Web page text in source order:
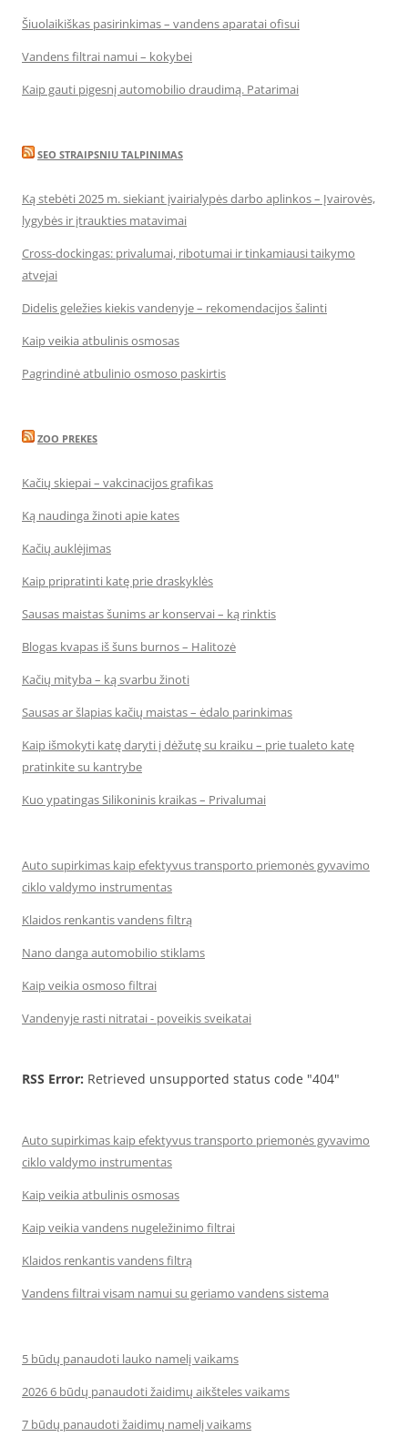
Šiuolaikiškas pasirinkimas – vandens aparatai ofisui
Vandens filtrai namui – kokybei
Kaip gauti pigesnį automobilio draudimą. Patarimai
SEO STRAIPSNIU TALPINIMAS
Ką stebėti 2025 m. siekiant įvairialypės darbo aplinkos – Įvairovės,
lygybės ir įtraukties matavimai
Cross-dockingas: privalumai, ribotumai ir tinkamiausi taikymo
atvejai
Didelis geležies kiekis vandenyje – rekomendacijos šalinti
Kaip veikia atbulinis osmosas
Pagrindinė atbulinio osmoso paskirtis
ZOO PREKES
Kačių skiepai – vakcinacijos grafikas
Ką naudinga žinoti apie kates
Kačių auklėjimas
Kaip pripratinti katę prie draskyklės
Sausas maistas šunims ar konservai – ką rinktis
Blogas kvapas iš šuns burnos – Halitozė
Kačių mityba – ką svarbu žinoti
Sausas ar šlapias kačių maistas – ėdalo parinkimas
Kaip išmokyti katę daryti į dėžutę su kraiku – prie tualeto katę
pratinkite su kantrybe
Kuo ypatingas Silikoninis kraikas – Privalumai
Auto supirkimas kaip efektyvus transporto priemonės gyvavimo
ciklo valdymo instrumentas
Klaidos renkantis vandens filtrą
Nano danga automobilio stiklams
Kaip veikia osmoso filtrai
Vandenyje rasti nitratai - poveikis sveikatai
RSS Error: Retrieved unsupported status code "404"
Auto supirkimas kaip efektyvus transporto priemonės gyvavimo
ciklo valdymo instrumentas
Kaip veikia atbulinis osmosas
Kaip veikia vandens nugeležinimo filtrai
Klaidos renkantis vandens filtrą
Vandens filtrai visam namui su geriamo vandens sistema
5 būdų panaudoti lauko namelį vaikams
2026 6 būdų panaudoti žaidimų aikšteles vaikams
7 būdų panaudoti žaidimų namelį vaikams